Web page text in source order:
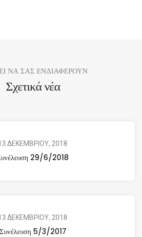
ΝΑ ΣΑΣ ΕΝΔΙΑΦΕΡΟΥΝ
Σχετικά νέα
ΔΕΚΕΜΒΡΙΟΥ, 2018
29/6/2018
ΔΕΚΕΜΒΡΙΟΥ, 2018
Συνέλευση 5/3/2017